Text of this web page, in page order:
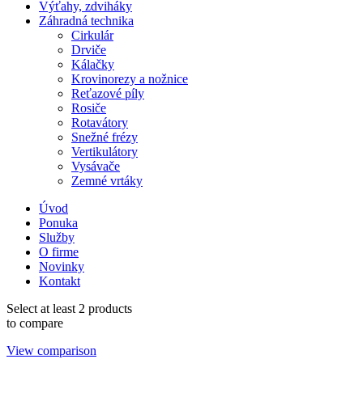
Výťahy, zdviháky
Záhradná technika
Cirkulár
Drviče
Kálačky
Krovinorezy a nožnice
Reťazové píly
Rosiče
Rotavátory
Snežné frézy
Vertikulátory
Vysávače
Zemné vrtáky
Úvod
Ponuka
Služby
O firme
Novinky
Kontakt
Select at least 2 products
to compare
View comparison